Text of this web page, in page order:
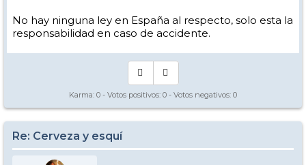
No hay ninguna ley en España al respecto, solo esta la
responsabilidad en caso de accidente.
Karma: 0 - Votos positivos: 0 - Votos negativos: 0
Re: Cerveza y esquí